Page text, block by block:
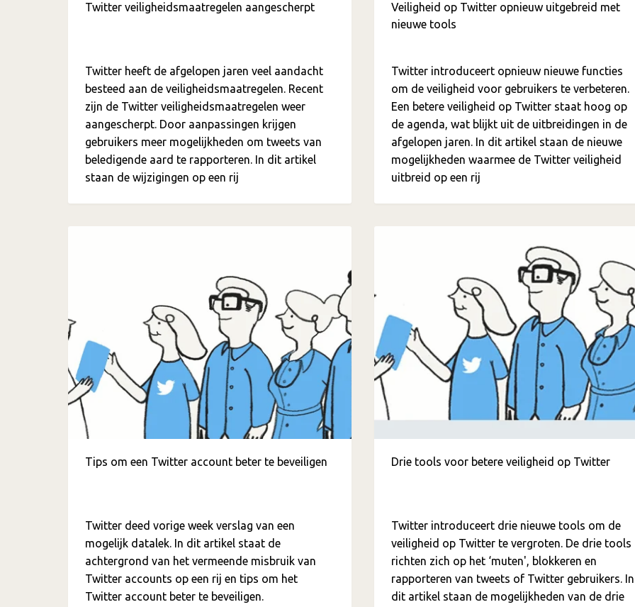
Twitter veiligheidsmaatregelen aangescherpt
Twitter heeft de afgelopen jaren veel aandacht
besteed aan de veiligheidsmaatregelen. Recent
zijn de Twitter veiligheidsmaatregelen weer
aangescherpt. Door aanpassingen krijgen
gebruikers meer mogelijkheden om tweets van
beledigende aard te rapporteren. In dit artikel
staan de wijzigingen op een rij
Veiligheid op Twitter opnieuw uitgebreid met
nieuwe tools
Twitter introduceert opnieuw nieuwe functies
om de veiligheid voor gebruikers te verbeteren.
Een betere veiligheid op Twitter staat hoog op
de agenda, wat blijkt uit de uitbreidingen in de
afgelopen jaren. In dit artikel staan de nieuwe
mogelijkheden waarmee de Twitter veiligheid
uitbreid op een rij
Tips om een Twitter account beter te beveiligen
Twitter deed vorige week verslag van een
mogelijk datalek. In dit artikel staat de
achtergrond van het vermeende misbruik van
Twitter accounts op een rij en tips om het
Twitter account beter te beveiligen.
Drie tools voor betere veiligheid op Twitter
Twitter introduceert drie nieuwe tools om de
veiligheid op Twitter te vergroten. De drie tools
richten zich op het ‘muten', blokkeren en
rapporteren van tweets of Twitter gebruikers. In
dit artikel staan de mogelijkheden van de drie